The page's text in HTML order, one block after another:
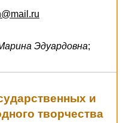
Эдуардовна;
и
творчества